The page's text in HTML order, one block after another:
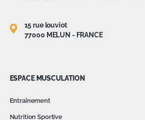
15 rue louviot
77000 MELUN - FRANCE
ESPACE MUSCULATION
Entraînement
Nutrition Sportive